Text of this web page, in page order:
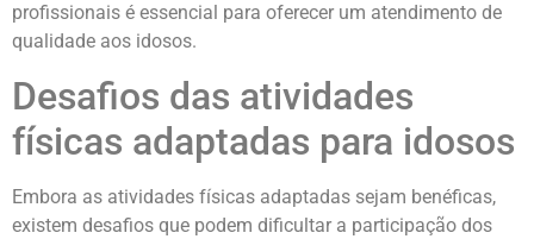
profissionais é essencial para oferecer um atendimento de
qualidade aos idosos.
Desafios das atividades
físicas adaptadas para idosos
Embora as atividades físicas adaptadas sejam benéficas,
existem desafios que podem dificultar a participação dos